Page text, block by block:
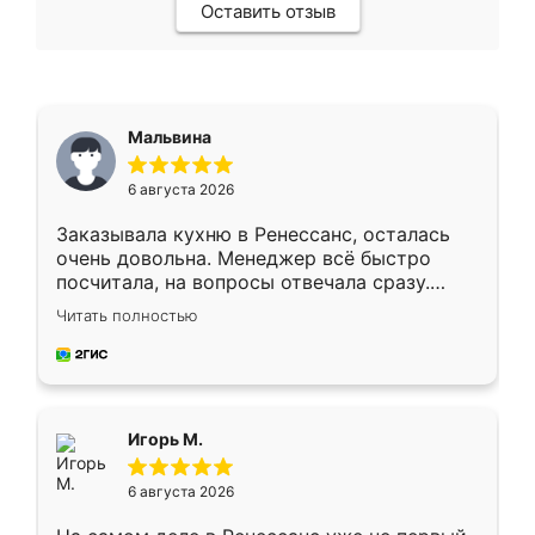
Оставить отзыв
Мальвина
6 августа 2026
Заказывала кухню в Ренессанс, осталась
очень довольна. Менеджер всё быстро
посчитала, на вопросы отвечала сразу.
Замерщик приехал в субботу, подошёл к
делу со всей ответственностью. Собрали
за день, ребята работали аккуратно, даже
Читать полностью
Игорь М.
6 августа 2026